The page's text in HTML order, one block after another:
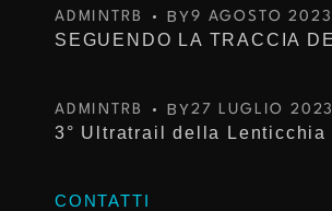
9 AGOSTO 2023
BY
ADMINTRB
3° Ultratrail della Lenticchia
27 LUGLIO 2023
BY
ADMINTRB
CONTATTI